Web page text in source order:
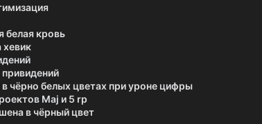
белая кровь
хевик
привидений
в чёрно белых цветах при уроне цифры
Maj и 5 rp
в чёрный цвет